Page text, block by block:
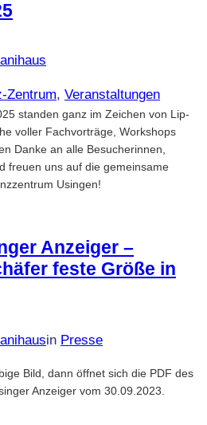
Zentrum, Veranstaltungen
standen ganz im Zeichen von Lip-
voller Fachvorträge, Workshops
Danke an alle Besucherinnen,
freuen uns auf die gemeinsame
Usingen!
Anzeiger –
feste Größe in
in Presse
Bild, dann öffnet sich die PDF des
Anzeiger vom 30.09.2023.